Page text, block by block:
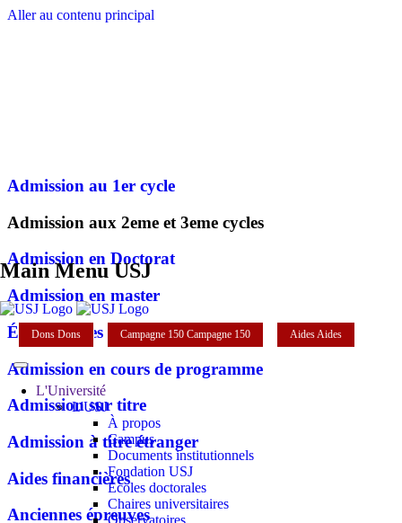
Aller au contenu principal
Main Menu USJ
Dons Dons Campagne 150 Campagne 150 AidesAides
L'Université
L'USJ
À propos
Campus
Documents institutionnels
Fondation USJ
Écoles doctorales
Chaires universitaires
Observatoires
Admission au 1er cycle
Admission aux 2eme et 3eme cycles
Admission en Doctorat
Admission en master
Équivalences et validations
Admission en cours de programme
Admission sur titre
Admission à titre étranger
Aides financières
Anciennes épreuves